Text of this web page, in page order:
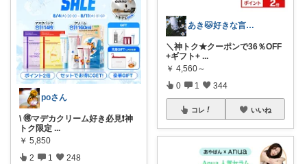
poさん
\ 🉐マデカクリーム好き必見❗️神
トク限定 ...
￥ 5,850
2 1 248
あき🐱好きな言葉は『簡単』『おいしい』
＼神トク★クーポンで36％OFF
+ギフト+ ...
￥ 4,560～
0 1 344
コレ いいね